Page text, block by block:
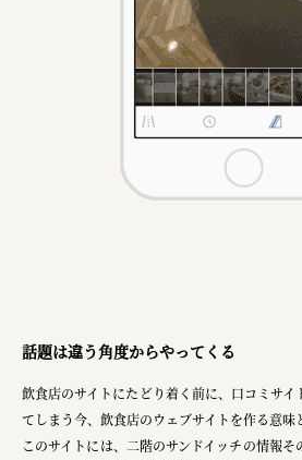
話題は違う角度からやってくる
飲食店のサイトにたどり着く前に、口コミサ
てしまう今、飲食店のウェブサイトを作る意味
このサイトには、二階のサンドイッチの情報